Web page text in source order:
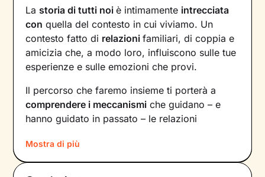
La storia di tutti noiè intimamente intrecciata
con quella del contesto in cui viviamo. Un
contesto fatto di relazionifamiliari, di coppia e
amicizia che, a modo loro, influiscono sulle tue
esperienze e sulle emozioni che provi.
Il percorso che faremo insieme ti porterà a
comprendere i meccanismi che guidano – e
hanno guidato in passato – le relazioni
Mostra di più